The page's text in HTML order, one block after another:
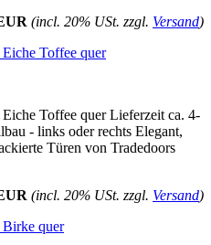
(incl. 20% USt. zzgl. Versand)
Toffee quer
Toffee quer Lieferzeit ca. 4-
- links oder rechts Elegant,
Türen von Tradedoors
(incl. 20% USt. zzgl. Versand)
quer